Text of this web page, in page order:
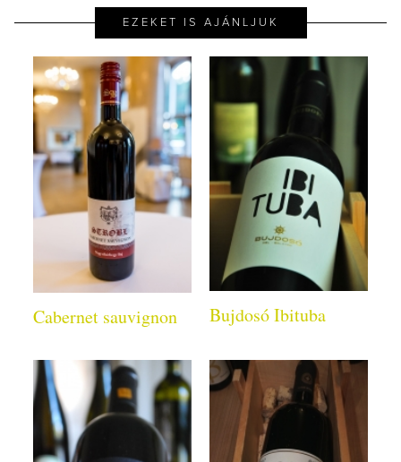
EZEKET IS AJÁNLJUK
Cabernet sauvignon Bujdosó Ibituba